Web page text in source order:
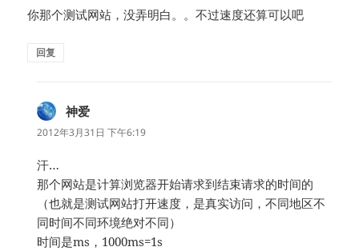
你那个测试网站，没弄明白。。不过速度还算可以吧
回复
神爱
道：
2012年3月31日 下午6:19
汗…
那个网站是计算浏览器开始请求到结束请求的时间的
（也就是测试网站打开速度，是真实访问，不同地区不
同时间不同环境绝对不同）
时间是ms，1000ms=1s